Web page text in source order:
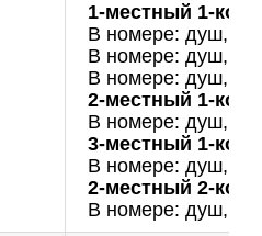
1-местный 1-
В номере: душ,
В номере: душ,
В номере: душ,
2-местный 1-
В номере: душ,
3-местный 1-
В номере: душ,
2-местный 2-
В номере: душ,